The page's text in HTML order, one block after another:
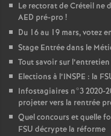
Le rectorat de Créteil ne
AED pré-pro !
Du 16 au 19 mars, votez
Stage Entrée dans le
Tout savoir sur
Elections à l’INSPE : la
Infostagiaires n°3 2020-
projeter vers la rentrée
Quel concours et quelle
FSU décrypte la réforme